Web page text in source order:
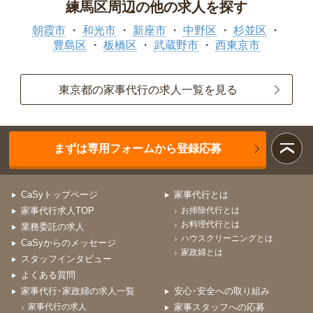
練馬区周辺の他の求人を探す
朝霞市 和光市 新座市 中野区
杉並区
豊島区
板橋区 武蔵野市 西東京市
東京都の家事代行の求人一覧を見る
まずは専用フォームから登録応募
CaSyトップページ
家事代行求人TOP
業務委託の求人
CaSyからのメッセージ
スタッフインタビュー
よくある質問
家事代行とは
お掃除代行とは
お料理代行とは
ハウスクリーニングとは
家政婦とは
家事代行･家政婦の求人一覧
家事代行の求人
安心･安全への取り組み
家事スタッフへの応募